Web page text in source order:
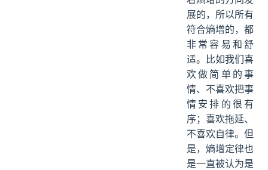
展的，所以所有
符合熵增的，都
非常容易和舒
适。比如我们喜
欢做简单的事
情、不喜欢把事
情安排的很有
序；喜欢拖延、
不喜欢自律。但
是，熵增定律也
是一直被认为是